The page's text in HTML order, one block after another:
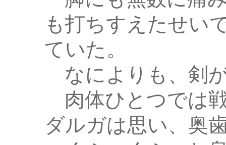
も打ちすえたせい
ていた。
なによりも、剣
肉体ひとつでは
ダルガは思い、奥